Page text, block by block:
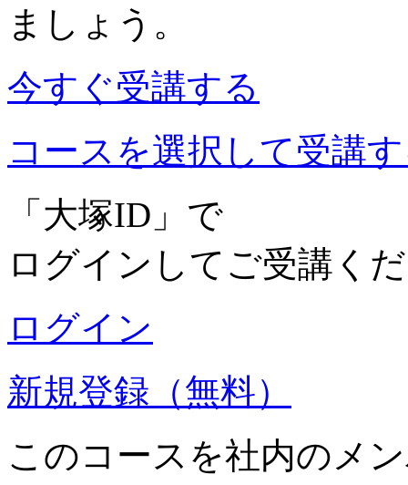
ましょう。
今すぐ受講する
コースを選択して受講
「大塚ID」で
ログインしてご受講く
ログイン
新規登録（無料）
このコースを社内のメ